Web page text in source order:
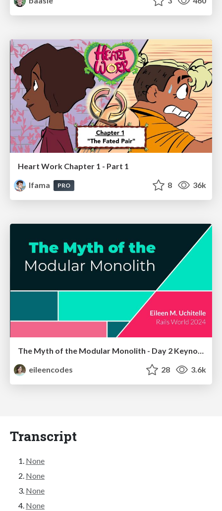
Heart Work Chapter 1 - Part 1
lfama
PRO 8 36k
The Myth of the Modular Monolith - Day 2 Keynote - Rails World 2024
eileencodes
28 3.6k
Transcript
None
None
None
None